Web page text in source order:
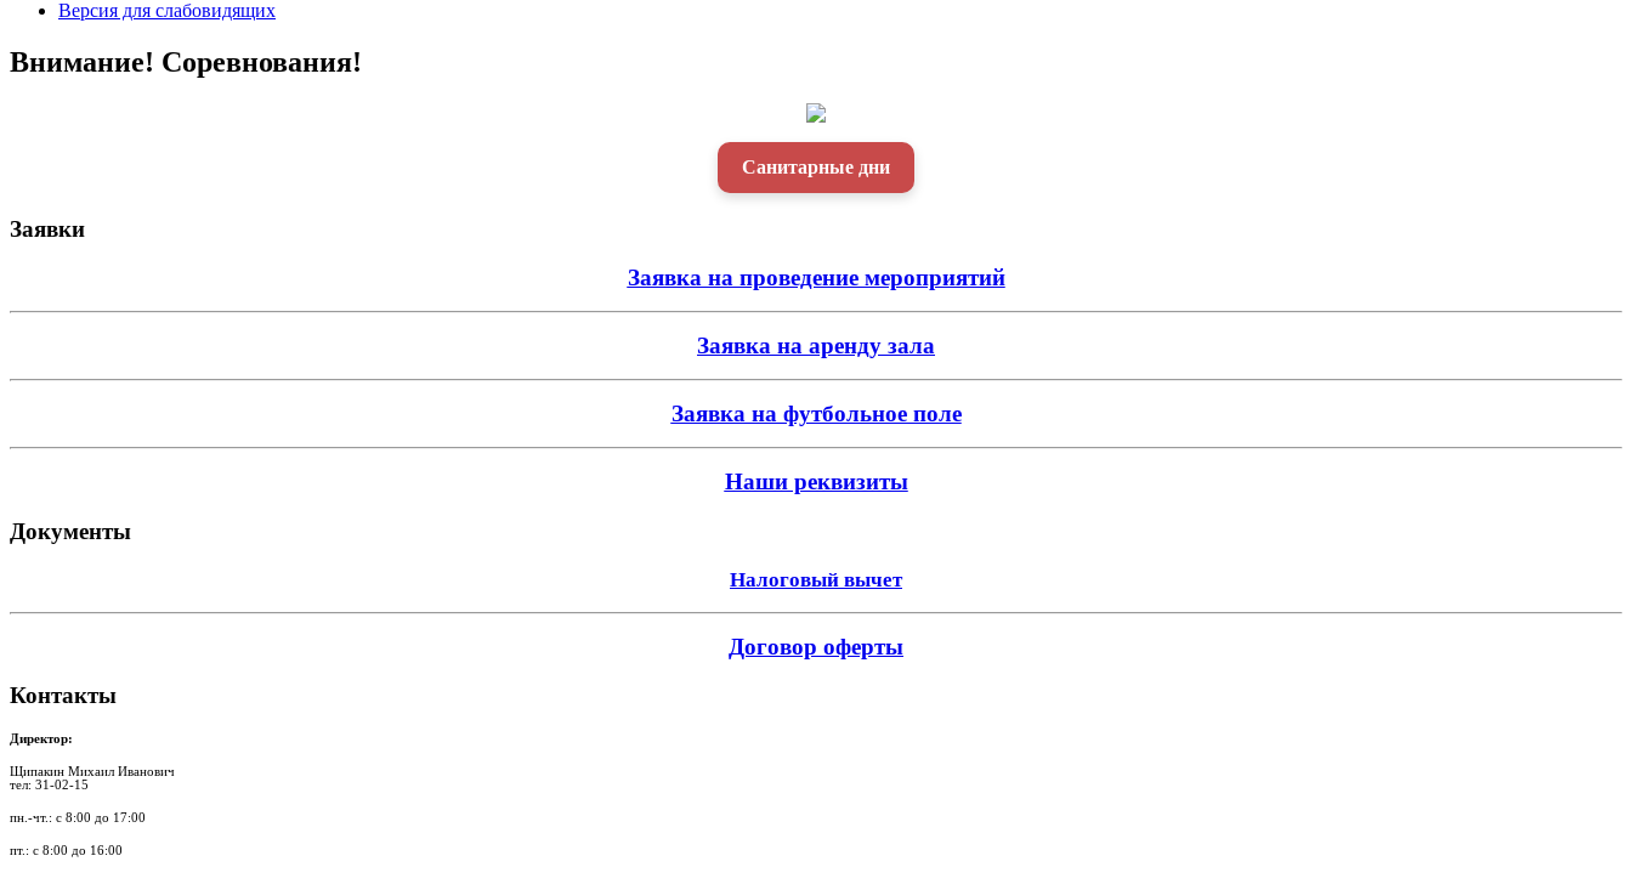
Версия для слабовидящих
Внимание! Соревнования!
Санитарные дни
Заявки
Заявка на проведение мероприятий
Заявка на аренду зала
Заявка на футбольное поле
Наши реквизиты
Документы
Налоговый вычет
Договор оферты
Контакты
Директор:
Щипакин Михаил Иванович
тел: 31-02-15
пн.-чт.: с 8:00 до 17:00
пт.: с 8:00 до 16:00